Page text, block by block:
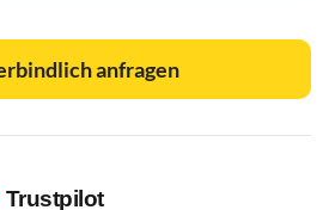
anfragen